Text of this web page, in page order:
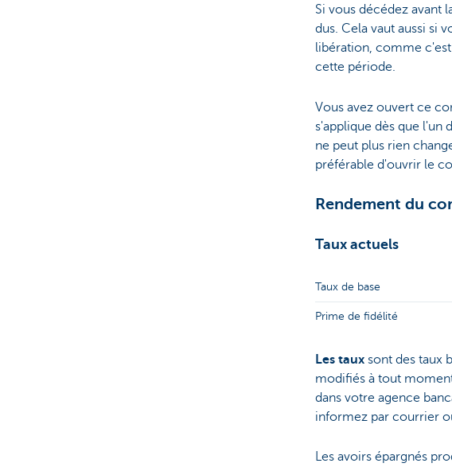
Si vous décédez avant
dus. Cela vaut aussi si
libération, comme
cette période.
Vous avez ouvert ce
s'applique dès que l'un
ne peut plus rien
préférable d'ouvrir le
Rendement du
Taux actuels
Taux de base
Prime de fidélité
Les tauxsont des taux
modifiés à tout
dans votre agence
informez par courrier
Les avoirs épargnés